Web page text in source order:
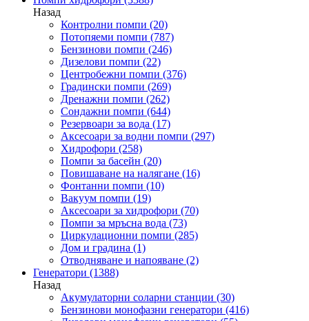
Назад
Контролни помпи (20)
Потопяеми помпи (787)
Бензинови помпи (246)
Дизелови помпи (22)
Центробежни помпи (376)
Градински помпи (269)
Дренажни помпи (262)
Сондажни помпи (644)
Резервоари за вода (17)
Аксесоари за водни помпи (297)
Хидрофори (258)
Помпи за басейн (20)
Повишаване на налягане (16)
Фонтанни помпи (10)
Вакуум помпи (19)
Аксесоари за хидрофори (70)
Помпи за мръсна вода (73)
Циркулационни помпи (285)
Дом и градина (1)
Отводняване и напояване (2)
Генератори (1388)
Назад
Акумулаторни соларни станции (30)
Бензинови монофазни генератори (416)